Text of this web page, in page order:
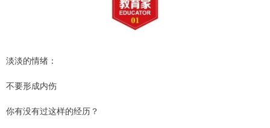
淡淡的情绪：
不要形成内伤
你有没有过这样的经历？